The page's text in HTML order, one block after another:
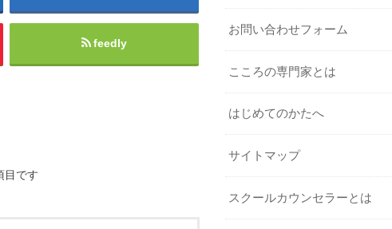
feedly
目です
お問い合わせフォーム
こころの専門家とは
はじめてのかたへ
サイトマップ
スクールカウンセラーとは